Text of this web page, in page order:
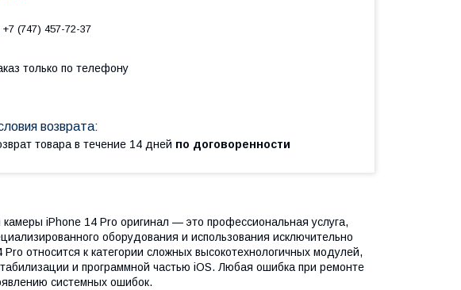
+7 (747) 457-72-37
только по телефону
товара в течение 14 дней по договоренности
iPhone 14 Pro оригинал — это профессиональная услуга,
оборудования и использования исключительно
относится к категории сложных высокотехнологичных модулей,
и программной частью iOS. Любая ошибка при ремонте
системных ошибок.